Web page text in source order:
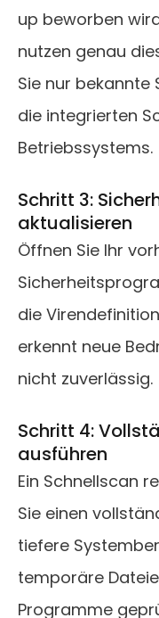
up beworben
nutzen genau
Sie nur
die integrierten
Betriebssystems.
Schritt 3:
aktualisieren
Öffnen Sie Ihr
die
erkennt neue
nicht zuverlässig.
Schritt 4:
ausführen
Ein Schnellscan
Sie einen
tiefere
temporäre
Programme